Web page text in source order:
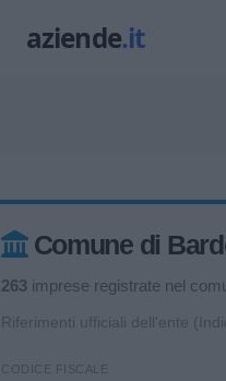
Comune di
263 imprese registrate nel
Riferimenti ufficiali dell'ente
CODICE FISCALE